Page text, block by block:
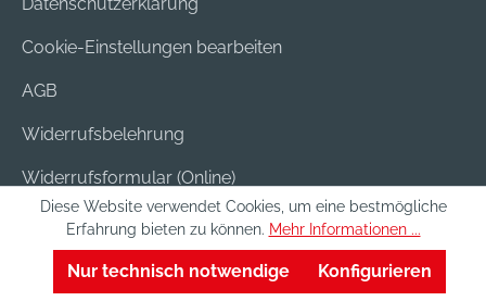
Cookie-Einstellungen bearbeiten
AGB
Widerrufsbelehrung
Widerrufsformular (Online)
Versand & Bezahlung
Batterieentsorgung
Diese Website verwendet Cookies, um eine bestmögliche
Erfahrung bieten zu können. Mehr Informationen ...
Nur technisch notwendige Konfigurieren